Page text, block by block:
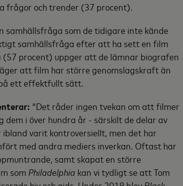
frågor och trender (37 procent).
samhällsfråga som de tidigare inte kände
samhällsfråga efter att ha sett en film
procent) uppger att de lämnar biografen
att film har större genomslagskraft än
ett effektfullt sätt.
"Det råder ingen tvekan om att filmer
i över hundra år - särskilt de delar av
varit kontroversiellt, men det har
med andra mediers inverkan. Oftast har
samt skapat en större
som Philadelphia kan vi tydligt se att Tom